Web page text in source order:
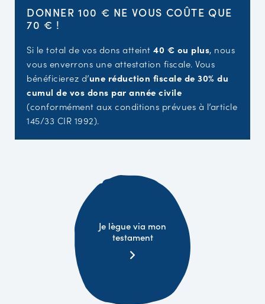
DONNER 100 € NE VOUS COÛTE QUE
70 € !
Si le total de vos dons atteint 40 € ou plus, nous
vous enverrons une attestation fiscale. Vous
bénéficierez d’une réduction fiscale de 30% du
cumul de vos dons par année civile
(conformément aux conditions prévues à l’article
145/33 CIR 1992).
Je lègue via mon
testament